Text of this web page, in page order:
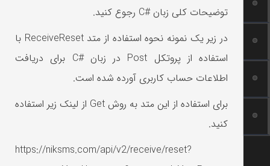
توضیحات کلی زبان #C رجوع کنید.
در زیر یک نمونه نحوه استفاده از متد ReceiveReset با
استفاده از پروتکل Post در زبان #C برای دریافت
اطلاعات حساب کاربری آورده شده است.
برای استفاده از این متد به روش Get از لینک زیر استفاده
کنید.
https://niksms.com/api/v2/receive/reset?